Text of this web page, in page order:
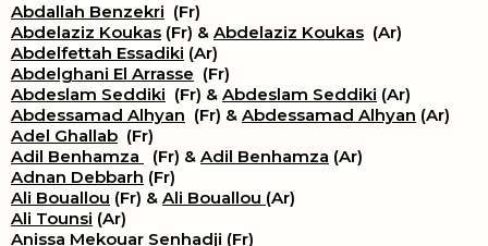
Abdallah Benzekri (Fr)
Abdelaziz Koukas (Fr) & Abdelaziz Koukas (Ar)
Abdelfettah Essadiki (Ar)
Abdelghani El Arrasse (Fr)
Abdeslam Seddiki (Fr) & Abdeslam Seddiki (Ar)
Abdessamad Alhyan (Fr) & Abdessamad Alhyan (Ar)
Adel Ghallab (Fr)
Adil Benhamza
(Fr) & Adil Benhamza (Ar)
Adnan Debbarh (Fr)
Ali Bouallou (Fr) & Ali Bouallou (Ar)
Ali Tounsi (Ar)
Anissa Mekouar Senhadji (Fr)